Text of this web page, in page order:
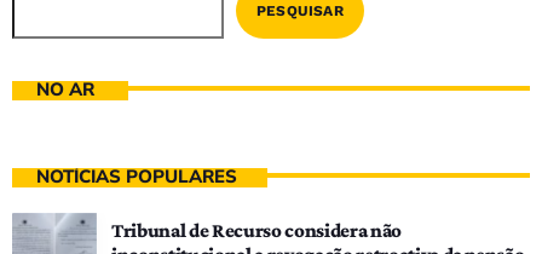
PESQUISAR
NO AR
NOTÍCIAS POPULARES
Tribunal de Recurso considera não